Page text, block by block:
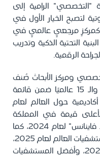
"التخصصي" الرامية إلى
لتصبح الخيار الأول في
كمركزٍ مرجعيٍ عالميٍ في
التحتية الذكية وتدريب
الرقمية.
ومركز الأبحاث صُنف
الأول في الشرق الأوسط وأفريقيا، والـ 15 عالميًا ضمن قائمة
أكاديمية حول العالم لعام
الأعلى قيمة في المملكة
والشرق الأوسط، وذلك بحسب "براند فاينانس" لعام 2024، كما
أُدرج ضمن قائمة نيوزويك لأفضل مستشفيات العالم لعام 2025،
وأفضل المستشفيات الذكية لعام 2026، وأفضل المستشفيات